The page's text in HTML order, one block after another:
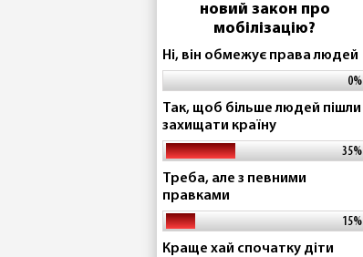
новий закон про
мобілізацію?
Ні, він обмежує права людей
0%
Так, щоб більше людей пішли
захищати країну
35%
Треба, але з певними
правками
15%
Краще хай спочатку діти